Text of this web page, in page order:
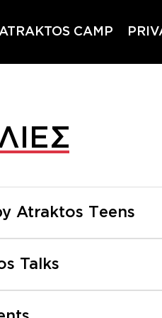
ATRAKTOS CAMP
Atraktos Τeens
Talks